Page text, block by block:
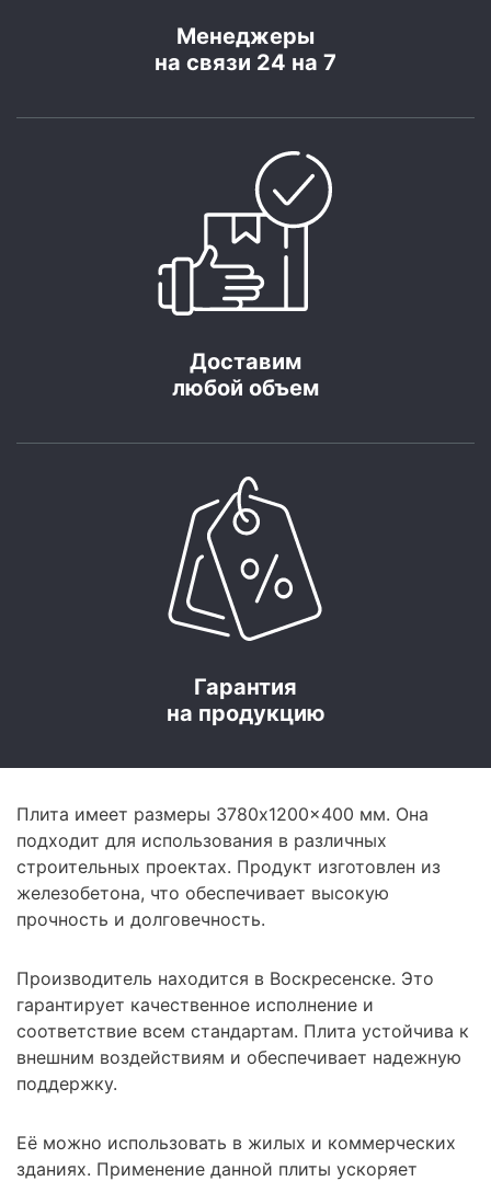
Менеджеры
на связи 24 на 7
Доставим
любой объем
Гарантия
на продукцию
Плита имеет размеры 3780x1200x400 мм. Она
подходит для использования в различных
строительных проектах. Продукт изготовлен из
железобетона, что обеспечивает высокую
прочность и долговечность.
Производитель находится в Воскресенске. Это
гарантирует качественное исполнение и
соответствие всем стандартам. Плита устойчива к
внешним воздействиям и обеспечивает надежную
поддержку.
Её можно использовать в жилых и коммерческих
зданиях. Применение данной плиты ускоряет